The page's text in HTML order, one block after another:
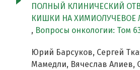
ПОЛНЫЙ КЛИНИЧЕСКИЙ
КИШКИ НА ХИМИОЛУЧЕВОЕ
, Вопросы онкологии: Том
Юрий Барсуков, Сергей
Мамедли, Вячеслав Алиев,